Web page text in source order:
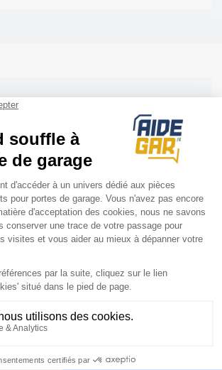
aux vues éclatées afin d'identifier
ICI
Porte Novoferm